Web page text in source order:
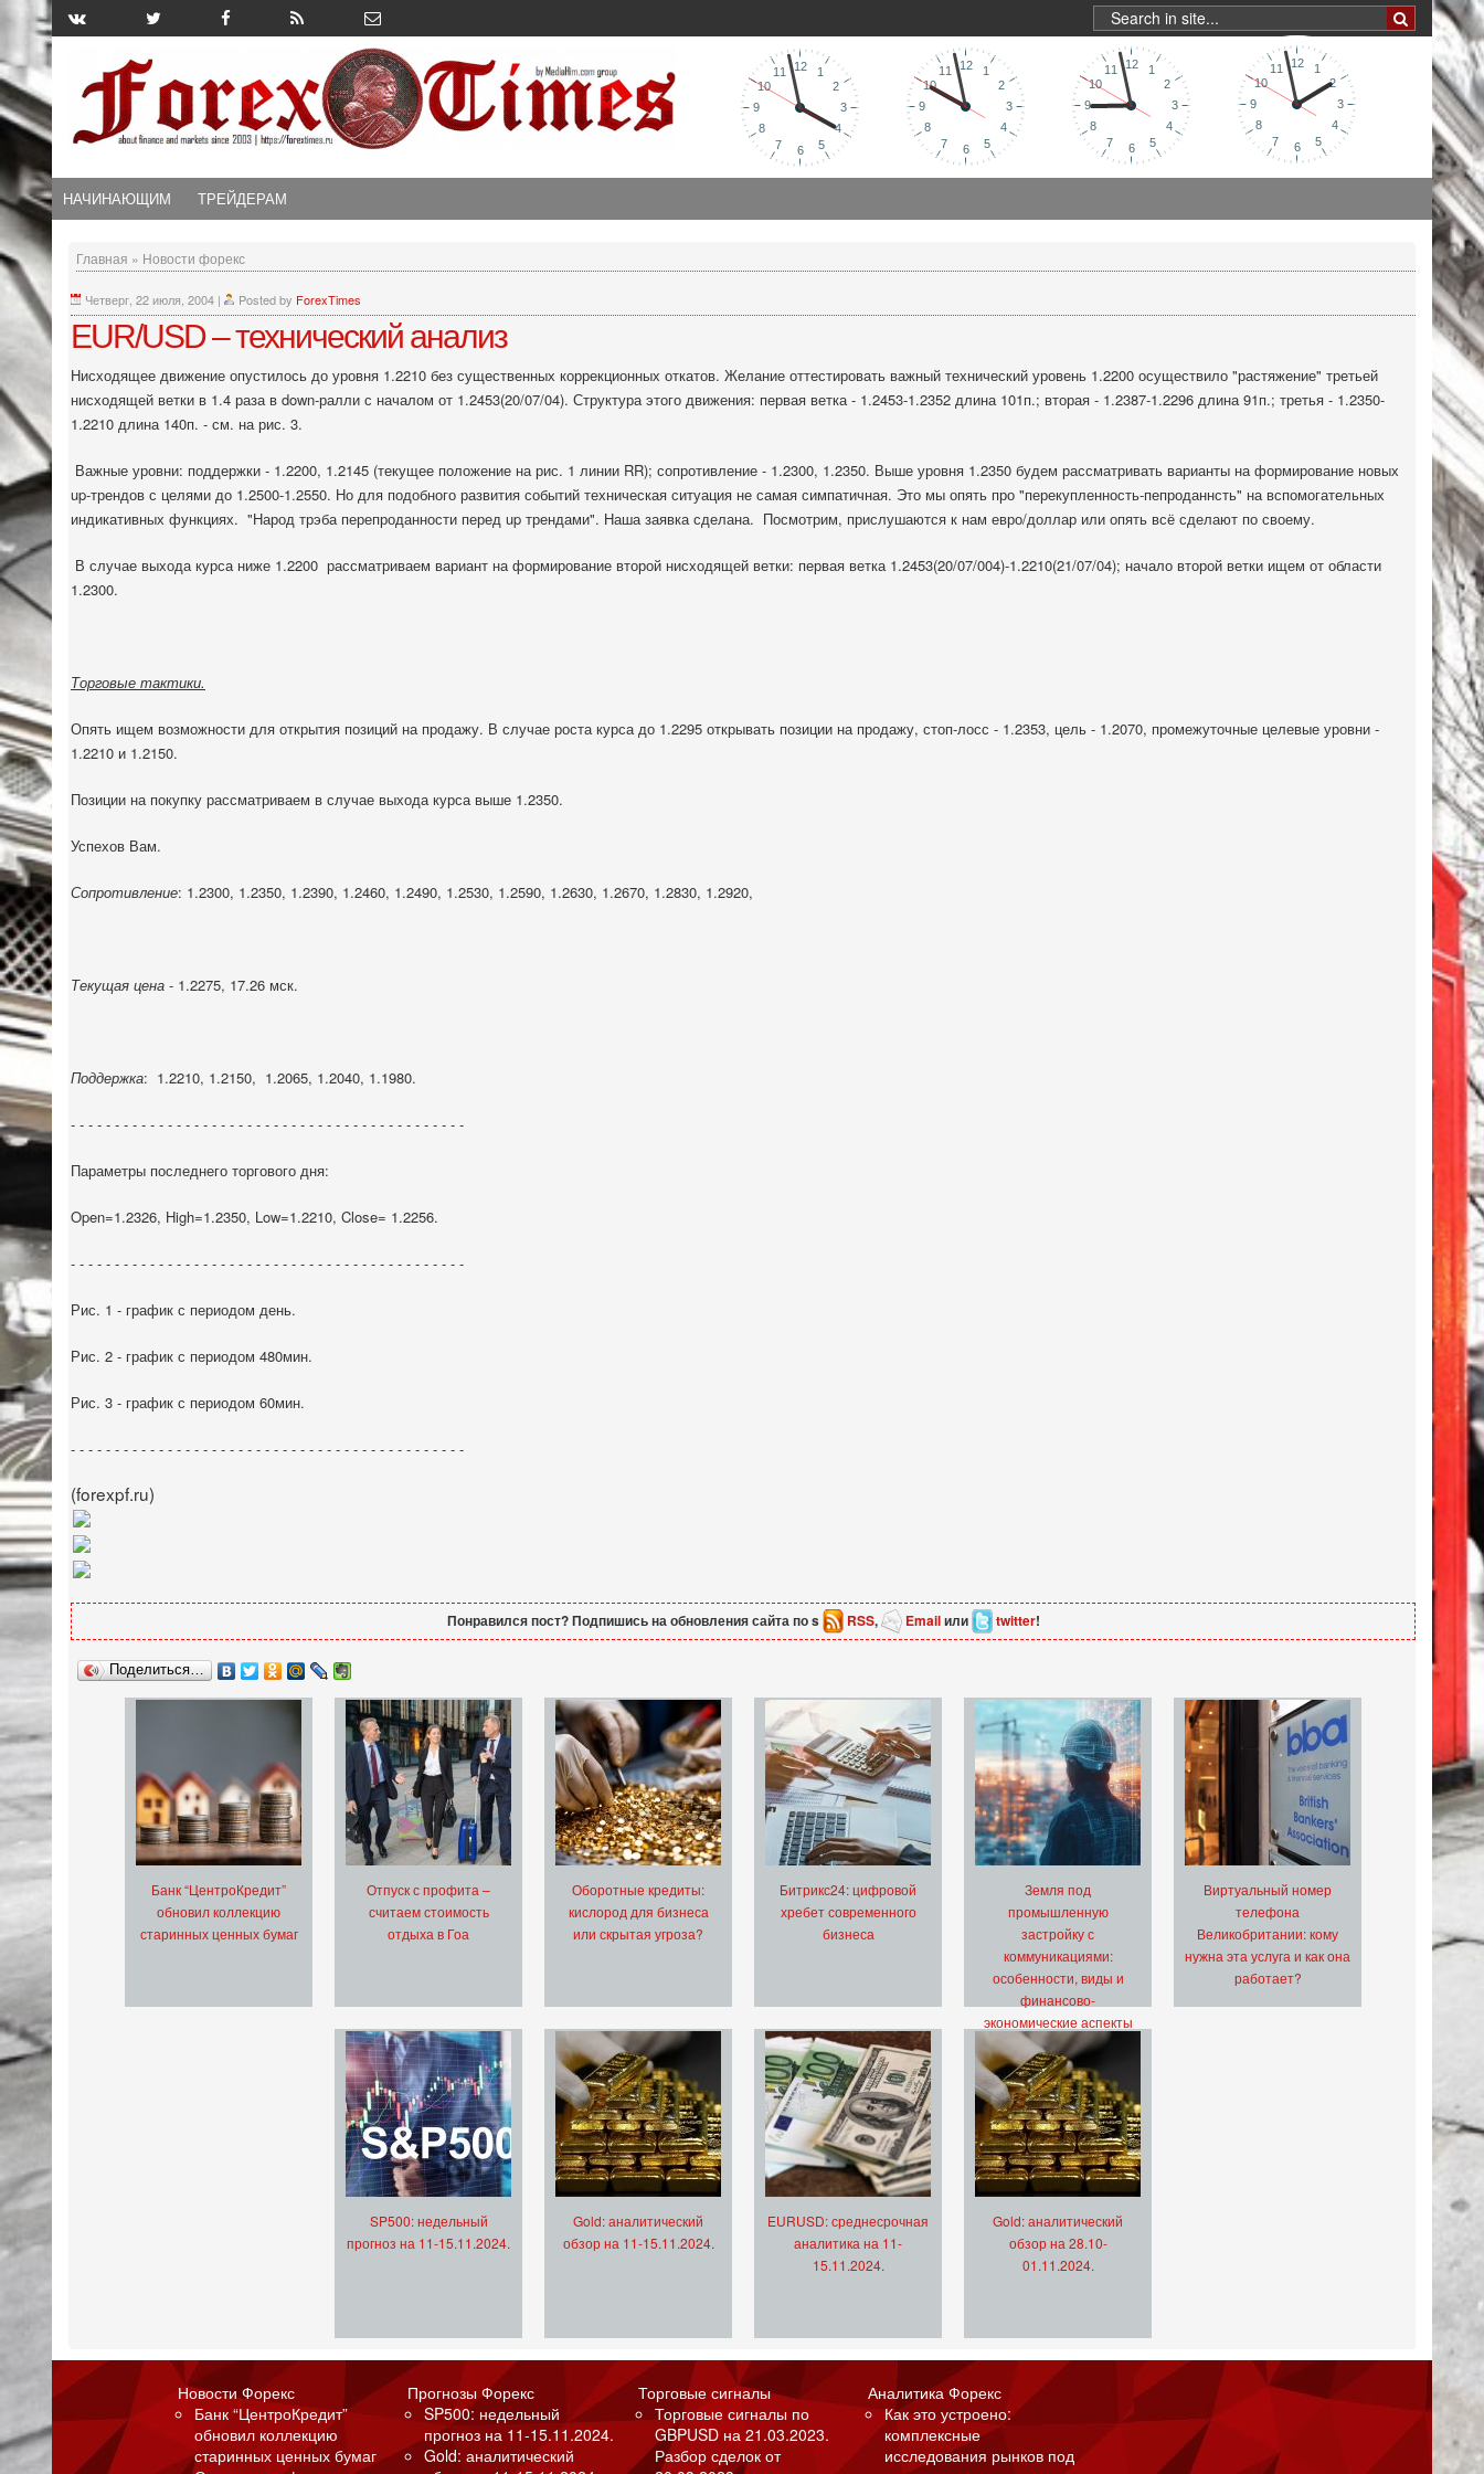
НАЧИНАЮЩИМ ТРЕЙДЕРАМ
Главная » Новости форекс
Четверг, 22 июля, 2004 | Posted by ForexTimes
EUR/USD – технический анализ
Нисходящее движение опустилось до уровня 1.2210 без существенных коррекционных откатов. Желание оттестировать важный технический уровень 1.2200 осуществило "растяжение" третьей
нисходящей ветки в 1.4 раза в down-ралли с началом от 1.2453(20/07/04). Структура этого движения: первая ветка - 1.2453-1.2352 длина 101п.; вторая - 1.2387-1.2296 длина 91п.; третья - 1.2350-
1.2210 длина 140п. - см. на рис. 3.
Важные уровни: поддержки - 1.2200, 1.2145 (текущее положение на рис. 1 линии RR); сопротивление - 1.2300, 1.2350. Выше уровня 1.2350 будем рассматривать варианты на формирование новых
up-трендов с целями до 1.2500-1.2550. Но для подобного развития событий техническая ситуация не самая симпатичная. Это мы опять про "перекупленность-пепроданнсть" на вспомогательных
индикативных функциях. "Народ трэба перепроданности перед up трендами". Наша заявка сделана. Посмотрим, прислушаются к нам евро/доллар или опять всё сделают по своему.
В случае выхода курса ниже 1.2200 рассматриваем вариант на формирование второй нисходящей ветки: первая ветка 1.2453(20/07/004)-1.2210(21/07/04); начало второй ветки ищем от области
1.2300.
Торговые тактики.
Опять ищем возможности для открытия позиций на продажу. В случае роста курса до 1.2295 открывать позиции на продажу, стоп-лосс - 1.2353, цель - 1.2070, промежуточные целевые уровни -
1.2210 и 1.2150.
Позиции на покупку рассматриваем в случае выхода курса выше 1.2350.
Успехов Вам.
Сопротивление: 1.2300, 1.2350, 1.2390, 1.2460, 1.2490, 1.2530, 1.2590, 1.2630, 1.2670, 1.2830, 1.2920,
Текущая цена - 1.2275, 17.26 мск.
Поддержка: 1.2210, 1.2150, 1.2065, 1.2040, 1.1980.
- - - - - - - - - - - - - - - - - - - - - - - - - - - - - - - - - - - - - - - - - - - - -
Параметры последнего торгового дня:
Open=1.2326, High=1.2350, Low=1.2210, Close= 1.2256.
- - - - - - - - - - - - - - - - - - - - - - - - - - - - - - - - - - - - - - - - - - - - -
Рис. 1 - график с периодом день.
Рис. 2 - график с периодом 480мин.
Рис. 3 - график с периодом 60мин.
- - - - - - - - - - - - - - - - - - - - - - - - - - - - - - - - - - - - - - - - - - - - -
(forexpf.ru)
Понравился пост? Подпишись на обновления сайта по s RSS, Emailили twitter!
Поделиться…
Банк “ЦентроКредит”
обновил коллекцию
старинных ценных бумаг
Отпуск с профита –
считаем стоимость
отдыха в Гоа
Оборотные кредиты:
кислород для бизнеса
или скрытая угроза?
Битрикс24: цифровой
хребет современного
бизнеса
Земля под
промышленную
застройку с
коммуникациями:
особенности, виды и
финансово-
экономические аспекты
Виртуальный номер
телефона
Великобритании: кому
нужна эта услуга и как она
работает?
SP500: недельный
прогноз на 11-15.11.2024.
Gold: аналитический
обзор на 11-15.11.2024.
EURUSD: среднесрочная
аналитика на 11-
15.11.2024.
Gold: аналитический
обзор на 28.10-
01.11.2024.
Новости Форекс
Банк “ЦентроКредит”
обновил коллекцию
старинных ценных бумаг
Прогнозы Форекс
SP500: недельный
прогноз на 11-15.11.2024.
Gold: аналитический
Торговые сигналы
Торговые сигналы по
GBPUSD на 21.03.2023.
Разбор сделок от
Аналитика Форекс
Как это устроено:
комплексные
исследования рынков под